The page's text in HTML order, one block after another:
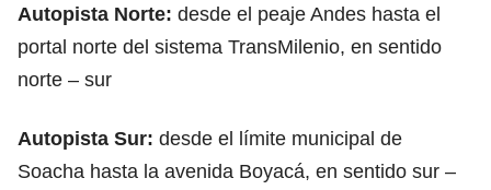
Autopista Norte: desde el peaje Andes hasta el
portal norte del sistema TransMilenio, en sentido
norte – sur
Autopista Sur: desde el límite municipal de
Soacha hasta la avenida Boyacá, en sentido sur –